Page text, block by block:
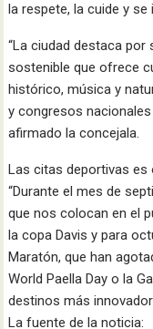
la respete, la cuide y se
“La ciudad destaca
sostenible que ofrece
histórico, música y
y congresos
afirmado la concejala.
Las citas deportivas es
“Durante el mes de
que nos colocan en el
la copa Davis y para
Maratón, que han
World Paella Day o la
destinos más
La fuente de la noticia: